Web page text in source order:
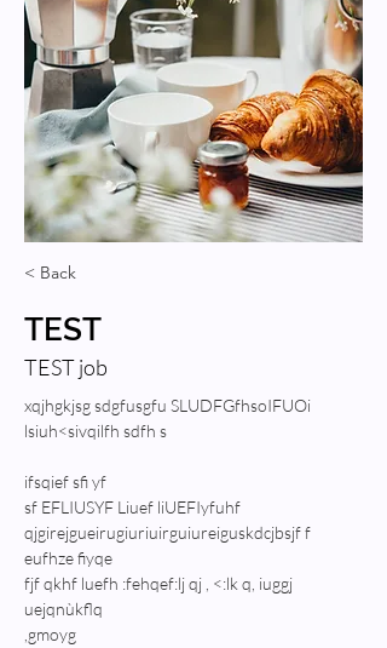
< Back
TEST
TEST job
xqjhgkjsg sdgfusgfu SLUDFGfhsoIFUOi
lsiuh<sivqilfh sdfh s
ifsqief sfi yf
sf EFLIUSYF Liuef liUEFIyfuhf
qjgirejgueirugiuriuirguiureiguskdcjbsjf f
eufhze fiyqe
fjf qkhf luefh :fehqef:lj qj , <:lk q, iuggj
uejqnùkflq
,gmoyg